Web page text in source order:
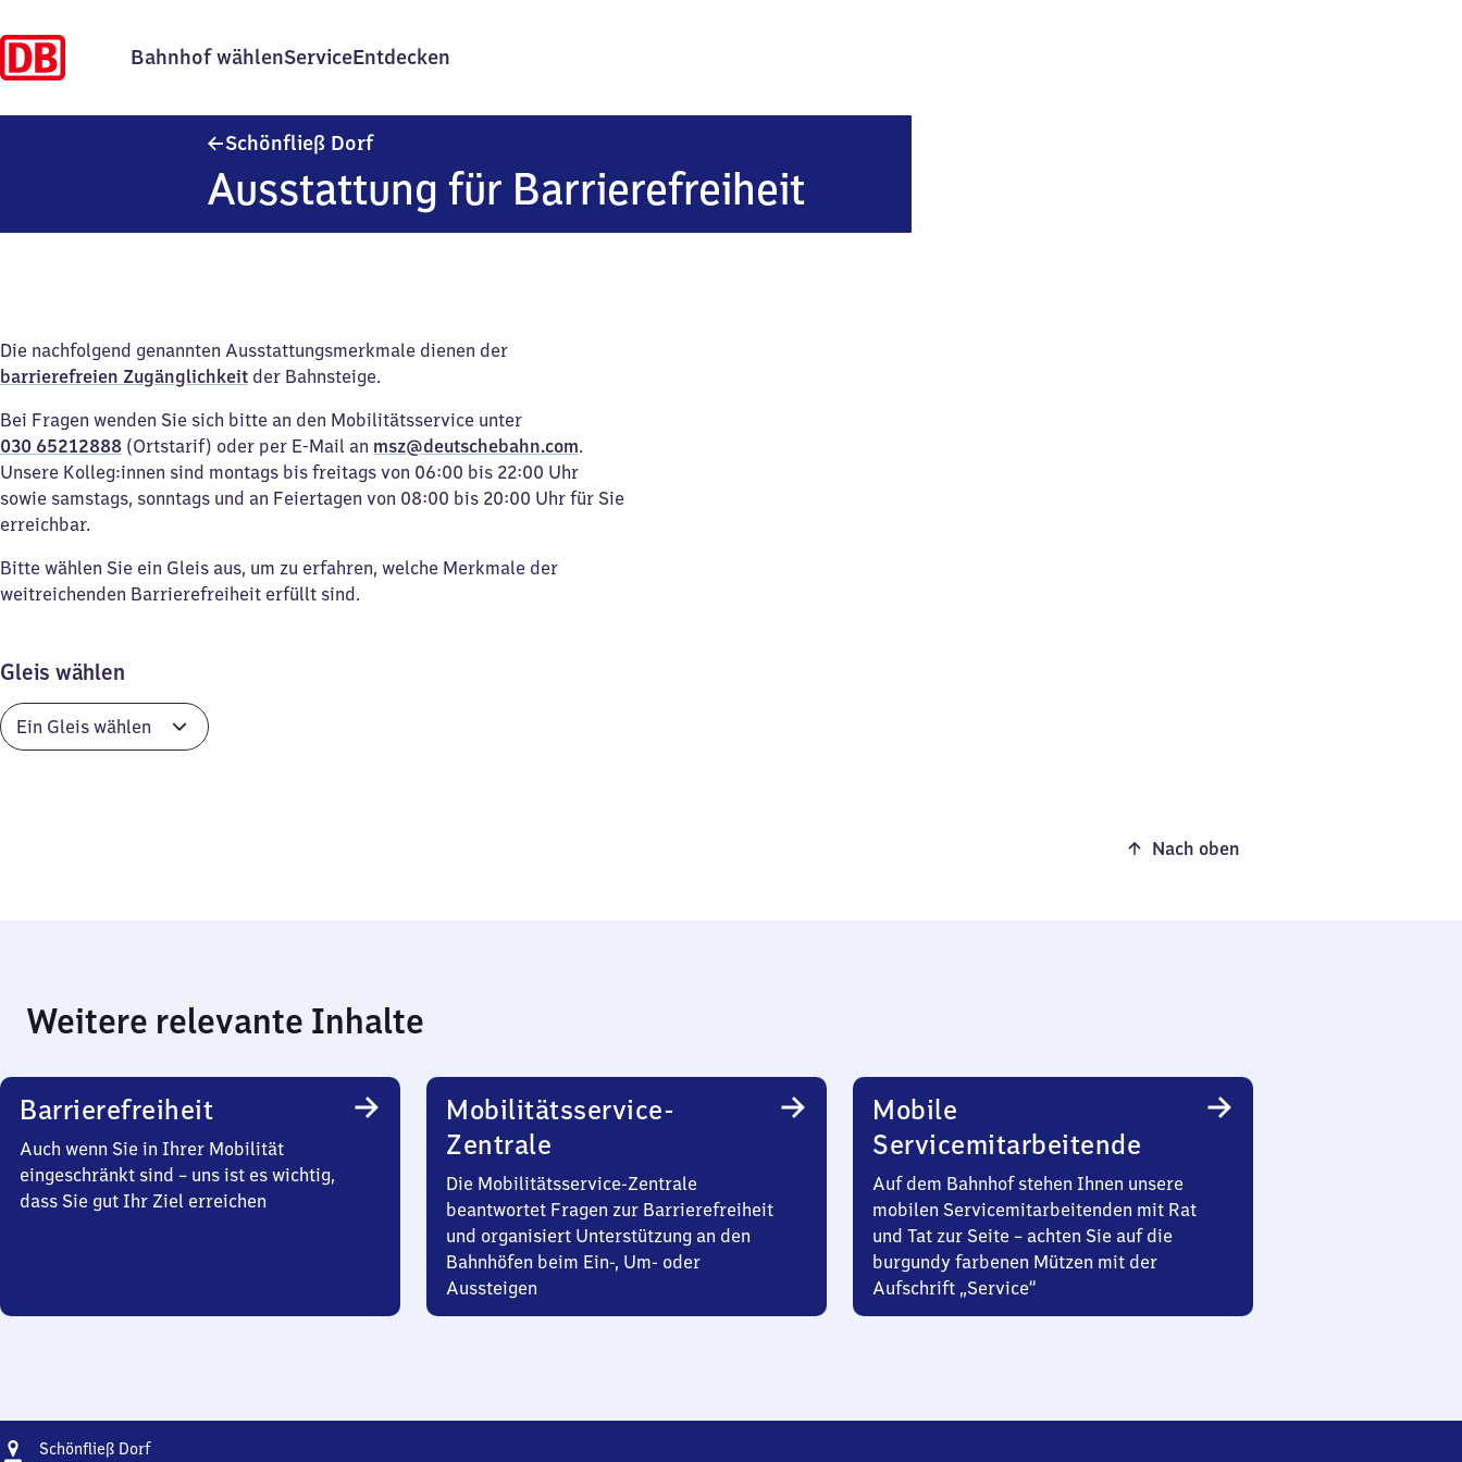
Bahnhof wählenServiceEntdecken
Schönfließ DorfSchönfließ Dorf
Ausstattung für Barrierefreiheit
Die nachfolgend genannten Ausstattungsmerkmale dienen der
barrierefreien Zugänglichkeit der Bahnsteige.
Bei Fragen wenden Sie sich bitte an den Mobilitätsservice unter
030 65212888 (Ortstarif) oder per E-Mail an msz@deutschebahn.com.
Unsere Kolleg:innen sind montags bis freitags von 06:00 bis 22:00 Uhr
sowie samstags, sonntags und an Feiertagen von 08:00 bis 20:00 Uhr für Sie
erreichbar.
Bitte wählen Sie ein Gleis aus, um zu erfahren, welche Merkmale der
weitreichenden Barrierefreiheit erfüllt sind.
Gleis wählen
Nach oben
Weitere relevante Inhalte
Barrierefreiheit
Auch wenn Sie in Ihrer Mobilität
eingeschränkt sind – uns ist es wichtig,
dass Sie gut Ihr Ziel erreichen
Mobilitätsservice-
Zentrale
Die Mobilitätsservice-Zentrale
beantwortet Fragen zur Barrierefreiheit
und organisiert Unterstützung an den
Bahnhöfen beim Ein-, Um- oder
Aussteigen
Mobile
Servicemitarbeitende
Auf dem Bahnhof stehen Ihnen unsere
mobilen Servicemitarbeitenden mit Rat
und Tat zur Seite – achten Sie auf die
burgundy farbenen Mützen mit der
Aufschrift „Service“
Adresse
Schönfließ DorfSchönfließ